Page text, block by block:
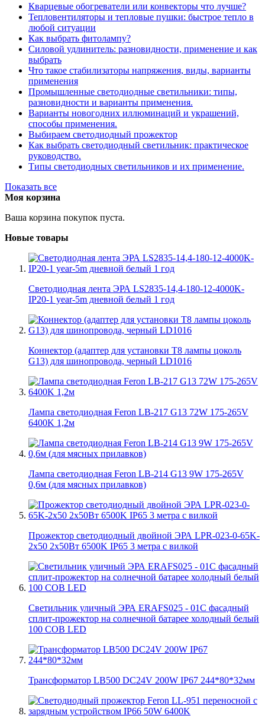
Кварцевые обогреватели или конвекторы что лучше?
Тепловентиляторы и тепловые пушки: быстрое тепло в
любой ситуации
Как выбрать фитолампу?
Силовой удлинитель: разновидности, применение и как
выбрать
Что такое стабилизаторы напряжения, виды, варианты
применения
Промышленные светодиодные светильники: типы,
разновидности и варианты применения.
Варианты новогодних иллюминаций и украшений,
способы применения.
Выбираем светодиодный прожектор
Как выбрать светодиодный светильник: практическое
руководство.
Типы светодиодных светильников и их применение.
Показать все
Моя корзина
Ваша корзина покупок пуста.
Новые товары
Светодиодная лента ЭРА LS2835-14,4-180-12-4000K-
IP20-1 year-5m дневной белый 1 год
Коннектор (адаптер для установки Т8 лампы цоколь
G13) для шинопровода, черный LD1016
Лампа светодиодная Feron LB-217 G13 72W 175-265V
6400K 1,2м
Лампа светодиодная Feron LB-214 G13 9W 175-265V
0,6м (для мясных прилавков)
Прожектор светодиодный двойной ЭРА LPR-023-0-65K-
2х50 2х50Вт 6500K IP65 3 метра с вилкой
Светильник уличный ЭРА ERAFS025 - 01C фасадный
сплит-прожектор на солнечной батарее холодный белый
100 COB LED
Трансформатор LB500 DC24V 200W IP67 244*80*32мм